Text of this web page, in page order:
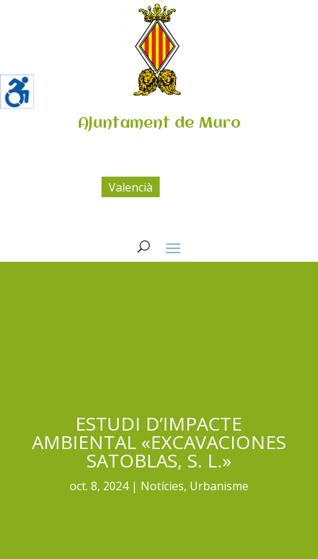
Ajuntament de Muro
Valencià
ESTUDI D’IMPACTE
AMBIENTAL «EXCAVACIONES
SATOBLAS, S. L.»
oct. 8, 2024 Notícies, Urbanisme